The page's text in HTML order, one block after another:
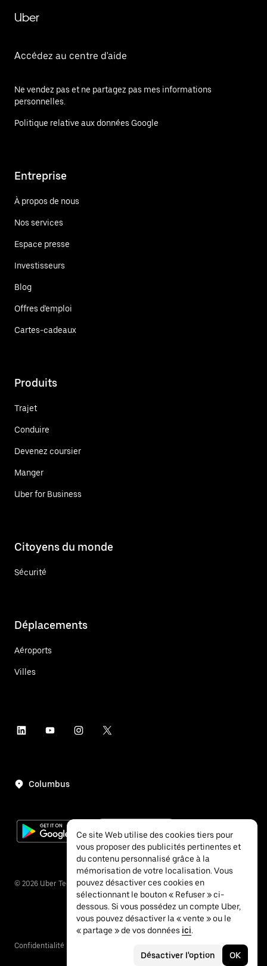
Uber
Accédez au centre d'aide
Ne vendez pas et ne partagez pas mes informations
personnelles.
Politique relative aux données Google
Entreprise
À propos de nous
Nos services
Espace presse
Investisseurs
Blog
Offres d'emploi
Cartes-cadeaux
Produits
Trajet
Conduire
Devenez coursier
Manger
Uber for Business
Citoyens du monde
Sécurité
Déplacements
Aéroports
Villes
Columbus
© 2026 Uber Technologies Inc.
Confidentialité
Ce site Web utilise des cookies tiers pour
vous proposer des publicités pertinentes et
du contenu personnalisé grâce à la
mémorisation de votre localisation. Vous
pouvez désactiver ces cookies en
sélectionnant le bouton « Refuser » ci-
dessous. Si vous possédez un compte Uber,
vous pouvez désactiver la « vente » ou le
« partage » de vos données ici.
Désactiver l'option OK